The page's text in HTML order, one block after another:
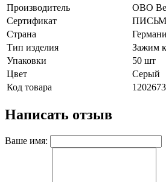
Производитель
OBO
Сертификат
Страна
Тип изделия
Зажим
Упаковки
50 шт
Цвет
Серый
Код товара
1202673
Написать отзыв
Ваше имя: